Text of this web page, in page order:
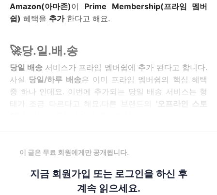
Amazon(아마존)이 Prime Membership(프라임 멤버
쉽) 혜택을 추가한다고 해요.
🚀당.일.배.송
당일 배송 서비스가 프라임 멤버쉽에 추가 된다고 합니다.
사실 당일/하루 배송은 이미 프라임 멤버쉽의 핵심 혜택
중 하나 인데요. 이번에 추가되는 당일 배송 서비스는 형
태가 조금 다르다고 해요.다른 브랜드의 '오프라인 스토
이 글은 무료 회원에게만 공개됩니다.
지금 회원가입 또는 로그인을 하신 후
계속 읽으세요.